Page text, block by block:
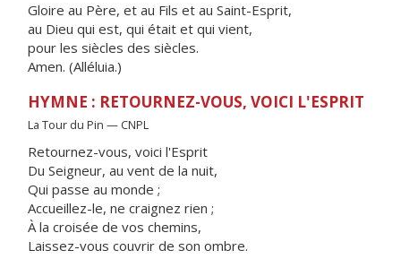
Gloire au Père, et au Fils et au Saint-Esprit,
au Dieu qui est, qui était et qui vient,
pour les siècles des siècles.
Amen. (Alléluia.)
HYMNE : RETOURNEZ-VOUS, VOICI L'ESPRIT
La Tour du Pin — CNPL
Retournez-vous, voici l'Esprit
Du Seigneur, au vent de la nuit,
Qui passe au monde ;
Accueillez-le, ne craignez rien ;
À la croisée de vos chemins,
Laissez-vous couvrir de son ombre.